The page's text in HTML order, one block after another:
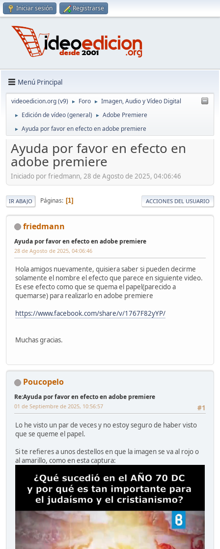
Iniciar sesión Registrarse
Menú Principal
videoedicion.org (v9) ► Foro ► Imagen, Audio y Vídeo Digital
► Edición de vídeo (general) ► Adobe Premiere
► Ayuda por favor en efecto en adobe premiere
Ayuda por favor en efecto en
adobe premiere
Iniciado por friedmann, 28 de Agosto de 2025, 04:06:46
IR ABAJO Páginas 1 ACCIONES DEL USUARIO
friedmann
Ayuda por favor en efecto en adobe premiere
28 de Agosto de 2025, 04:06:46
Hola amigos nuevamente, quisiera saber si pueden decirme
solamente el nombre el efecto que parece en siguiente video.
Es ese efecto como que se quema el papel(parecido a
quemarse) para realizarlo en adobe premiere
https://www.facebook.com/share/v/1767F82yYP/
Muchas gracias.
Poucopelo
Re:Ayuda por favor en efecto en adobe premiere
#1
01 de Septiembre de 2025, 10:56:57
Lo he visto un par de veces y no estoy seguro de haber visto
que se queme el papel.
Si te refieres a unos destellos en que la imagen se va al rojo o
al amarillo, como en esta captura: